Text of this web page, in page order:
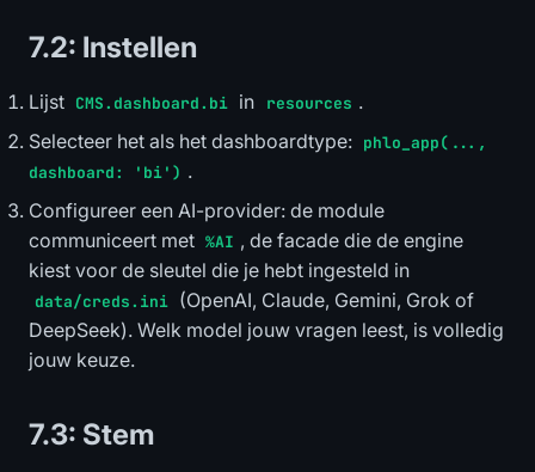
7.2: Instellen
Lijst CMS.dashboard.bi in resources .
Selecteer het als het dashboardtype: phlo_app(...,
dashboard: 'bi') .
Configureer een AI-provider: de module
communiceert met %AI , de facade die de engine
kiest voor de sleutel die je hebt ingesteld in
data/creds.ini (OpenAI, Claude, Gemini, Grok of
DeepSeek). Welk model jouw vragen leest, is volledig
jouw keuze.
7.3: Stem